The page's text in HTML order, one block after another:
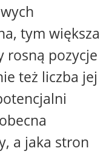
tym większa
rosną pozycje
też liczba jej
a jaka stron